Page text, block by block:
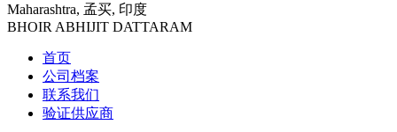
Maharashtra, 孟买, 印度
BHOIR ABHIJIT DATTARAM
首页
公司档案
联系我们
验证供应商